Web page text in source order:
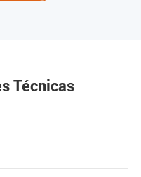
Técnicas